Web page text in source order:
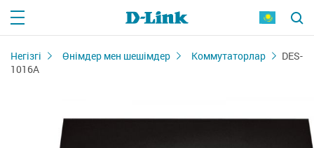
Негізгі Өнімдер мен шешімдер Коммутаторлар
DES-
1016A